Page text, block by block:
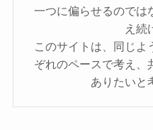
一つに偏らせるのでは
え続
このサイトは、同じよ
ぞれのペースで考え、
ありたいと